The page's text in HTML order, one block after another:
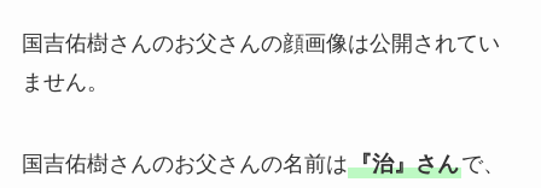
国吉佑樹さんのお父さんの顔画像は公開されてい
ません。
国吉佑樹さんのお父さんの名前は『治』さんで、